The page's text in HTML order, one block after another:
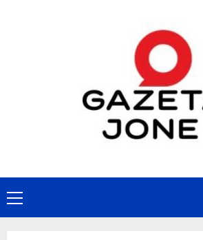
Primary
Menu